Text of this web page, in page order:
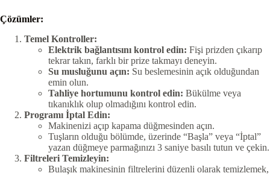
Çözümler:
Temel Kontroller:
Elektrik bağlantısını kontrol edin: Fişi prizden çıkarıp
tekrar takın, farklı bir prize takmayı deneyin.
Su musluğunu açın: Su beslemesinin açık olduğundan
emin olun.
Tahliye hortumunu kontrol edin: Bükülme veya
tıkanıklık olup olmadığını kontrol edin.
Programı İptal Edin:
Makinenizi açıp kapama düğmesinden açın.
Tuşların olduğu bölümde, üzerinde “Başla” veya “İptal”
yazan düğmeye parmağınızı 3 saniye basılı tutun ve çekin.
Filtreleri Temizleyin:
Bulaşık makinesinin filtrelerini düzenli olarak temizlemek,